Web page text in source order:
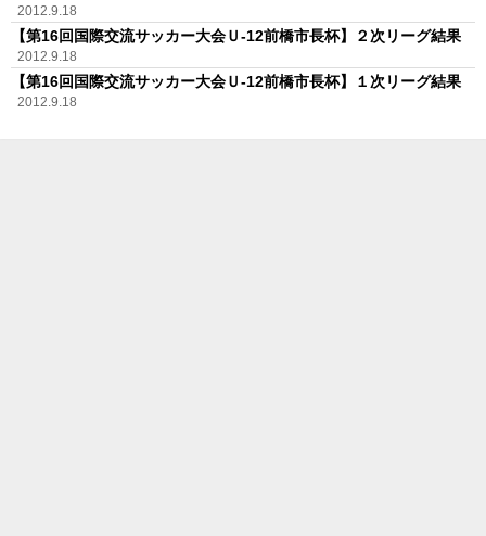
2012.9.18
【第16回国際交流サッカー大会Ｕ-12前橋市長杯】２次リーグ結果
2012.9.18
【第16回国際交流サッカー大会Ｕ-12前橋市長杯】１次リーグ結果
2012.9.18